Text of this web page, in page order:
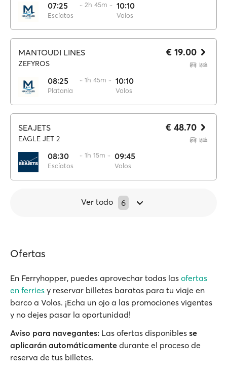
07:25
Escíatos
·· 2h 45m ·· 10:10
Volos
MANTOUDI LINES
ZEFYROS
08:25
Platania
·· 1h 45m ·· 10:10
Volos
€ 19.00
SEAJETS
EAGLE JET 2
08:30
Escíatos
·· 1h 15m ·· 09:45
Volos
€ 48.70
Ver todo 6
Ofertas
En Ferryhopper, puedes aprovechar todas las ofertas
en ferries y reservar billetes baratos para tu viaje en
barco a Volos. ¡Echa un ojo a las promociones vigentes
y no dejes pasar la oportunidad!
Aviso para navegantes: Las ofertas disponibles se
aplicarán automáticamente durante el proceso de
reserva de tus billetes.